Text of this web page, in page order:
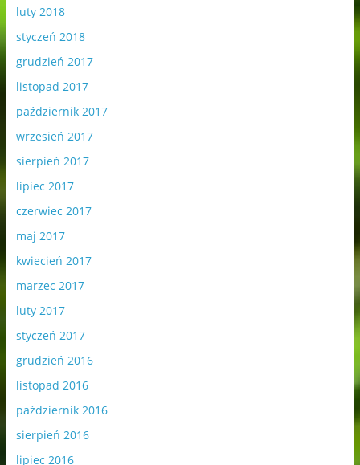
luty 2018
styczeń 2018
grudzień 2017
listopad 2017
październik 2017
wrzesień 2017
sierpień 2017
lipiec 2017
czerwiec 2017
maj 2017
kwiecień 2017
marzec 2017
luty 2017
styczeń 2017
grudzień 2016
listopad 2016
październik 2016
sierpień 2016
lipiec 2016